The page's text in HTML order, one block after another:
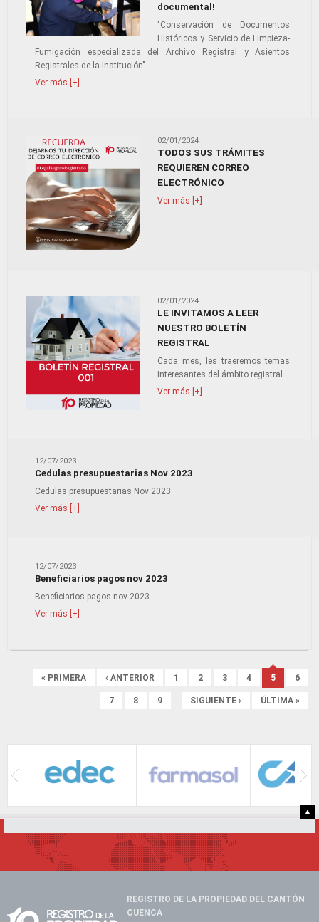
documental!
"Conservación de Documentos
Históricos y Servicio de Limpieza-
Fumigación especializada del Archivo Registral y Asientos
Registrales de la Institución"
Ver más [+]
02/01/2024
TODOS SUS TRÁMITES
REQUIEREN CORREO
ELECTRÓNICO
Ver más [+]
02/01/2024
LE INVITAMOS A LEER
NUESTRO BOLETÍN
REGISTRAL
Cada mes, les traeremos temas
interesantes del ámbito registral.
Ver más [+]
12/07/2023
Cedulas presupuestarias Nov 2023
Cedulas presupuestarias Nov 2023
Ver más [+]
12/07/2023
Beneficiarios pagos nov 2023
Beneficiarios pagos nov 2023
Ver más [+]
« PRIMERA ‹ ANTERIOR 1 2 3 4 5 6
7 8 9 SIGUIENTE › ÚLTIMA »
▲
REGISTRO DE LA PROPIEDAD DEL CANTÓN
CUENCA